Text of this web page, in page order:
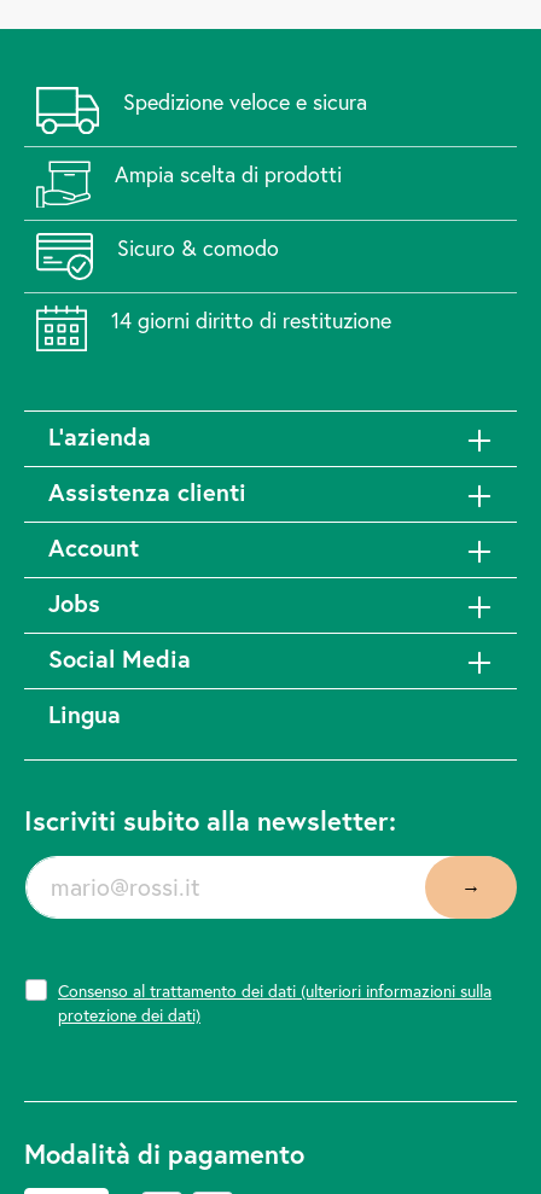
Spedizione veloce e sicura
Ampia scelta di prodotti
Sicuro & comodo
14 giorni diritto di restituzione
L'azienda
Assistenza clienti
Account
Jobs
Social Media
Lingua
Iscriviti subito alla newsletter:
Consenso al trattamento dei dati (ulteriori informazioni sulla
protezione dei dati)
Modalità di pagamento